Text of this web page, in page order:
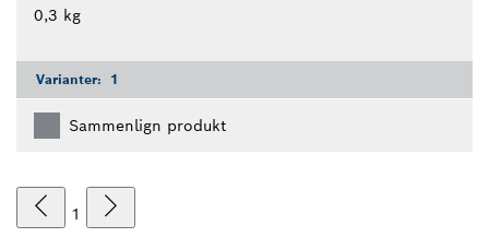
0,3 kg
Varianter: 1
Sammenlign produkt
1